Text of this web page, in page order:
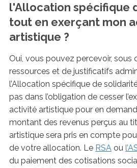
l'Allocation spécifique
tout en exerçant mon
artistique ?
Oui, vous pouvez percevoir, sous
ressources et de justificatifs
l’Allocation spécifique de solidarité
pas dans l’obligation de cesser
activité artistique pour en
montant des revenus perçus au
artistique sera pris en compte
de votre allocation. Le RSA ou
du paiement des cotisations